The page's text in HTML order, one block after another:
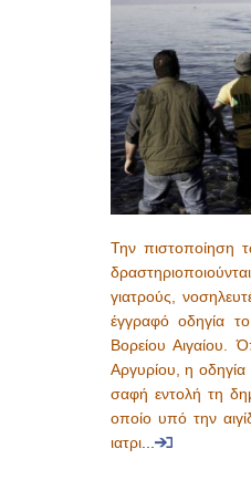
Την πιστοποίηση
γιατρούς,
έγγραφό οδηγία
Βορείου Αιγαίου.
Αργυρίου, η
σαφή εντολή τη
οποίο υπό την
ιατρι...